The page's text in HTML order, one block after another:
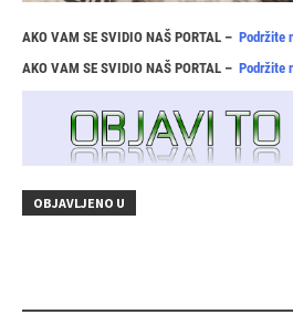
AKO VAM SE SVIDIO NAŠ PORTAL – Podržite
AKO VAM SE SVIDIO NAŠ PORTAL – Podržite
OBJAVLJENO U